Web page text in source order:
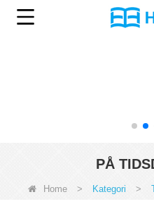
PÅ
Home > Kategori >